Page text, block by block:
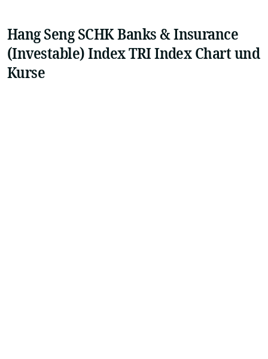
Hang Seng SCHK Banks & Insurance
(Investable) Index TRI Index Chart und
Kurse